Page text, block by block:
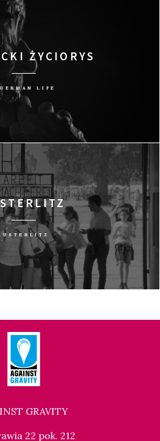
ŻYCIORYS
LIFE
GRAVITY
22 pok. 212